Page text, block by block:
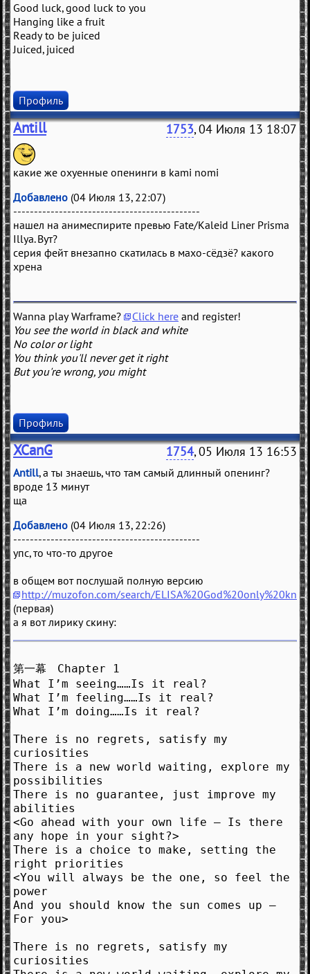
Good luck, good luck to you
Hanging like a fruit
Ready to be juiced
Juiced, juiced
Профиль
Antill 1753, 04 Июля 13 18:07
какие же охуенные опенинги в kami nomi
Добавлено (04 Июля 13, 22:07)
---------------------------------------------
нашел на анимеспирите превью Fate/Kaleid Liner Prisma
Illya. Вут?
серия фейт внезапно скатилась в махо-сёдзё? какого
хрена
Wanna play Warframe? Click here and register!
You see the world in black and white
No color or light
You think you'll never get it right
But you're wrong, you might
Профиль
XCanG 1754, 05 Июля 13 16:53
Antill, а ты знаешь, что там самый длинный опенинг?
вроде 13 минут
ща
Добавлено (04 Июля 13, 22:26)
---------------------------------------------
упс, то что-то другое
в общем вот послушай полную версию
http://muzofon.com/search/
(первая)
а я вот лирику скину:
第一幕 Chapter 1
What I’m seeing……Is it real?
What I’m feeling……Is it real?
What I’m doing……Is it real?
There is no regrets, satisfy my
curiosities
There is a new world waiting, explore my
possibilities
There is no guarantee, just improve my
abilities
<Go ahead with your own life – Is there
any hope in your sight?>
There is a choice to make, setting the
right priorities
<You will always be the one, so feel the
power
And you should know the sun comes up –
For you>
There is no regrets, satisfy my
curiosities